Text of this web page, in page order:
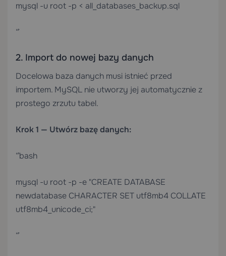
mysql -u root -p < all_databases_backup.sql
“`
2. Import do nowej bazy danych
Docelowa baza danych musi istnieć przed
importem. MySQL nie utworzy jej automatycznie z
prostego zrzutu tabel.
Krok 1 — Utwórz bazę danych:
“`bash
mysql -u root -p -e "CREATE DATABASE
newdatabase CHARACTER SET utf8mb4 COLLATE
utf8mb4_unicode_ci;"
“`